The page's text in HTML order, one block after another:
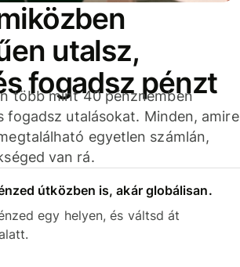
utalsz,
fogadsz pénzt
több mint 40 pénznemben
fogadsz utalásokat. Minden, amire
egyetlen számlán,
van rá.
útközben is, akár globálisan.
egy helyen, és váltsd át